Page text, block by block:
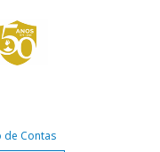
de Contas